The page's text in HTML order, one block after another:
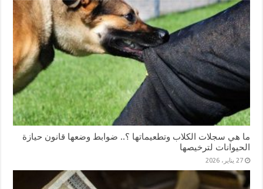
ما هي سجلات الكلاب وتطعيماتها ؟.. ضوابط وضعها قانون حيازة
الحيوانات لترخيصها
27 يناير، 2026